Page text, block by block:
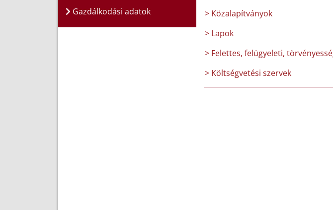
Gazdálkodási adatok
> Közalapítványok
> Lapok
> Felettes, felügyeleti,
> Költségvetési szervek